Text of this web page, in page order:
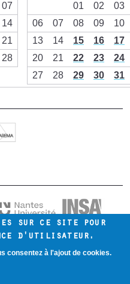
07
14
21
28
01
02
03
06
07 08 09
10
13
14 15 16
17
20
21 22 23
24
27
28 29 30 31
sur ce site pour
d'utilisateur.
consentez à l'ajout de cookies.